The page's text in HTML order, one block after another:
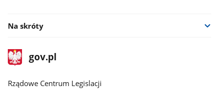
Na skróty
stopka
gov.plStrona
gov.pl
Rządowe Centrum Legislacji